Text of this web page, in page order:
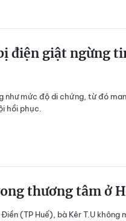
điện giật ngừng
như mức độ di chứng, từ đó
hồi phục.
thương tâm ở
(TP Huế), bà Kêr T.U không